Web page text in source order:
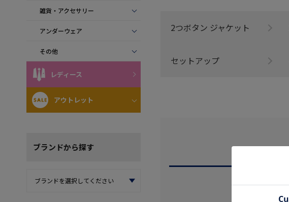
雑貨・アクセサリー
アンダーウェア
その他
レディース
アウトレット
ブランドから探す
2つボタン ジャケット
セットアップ